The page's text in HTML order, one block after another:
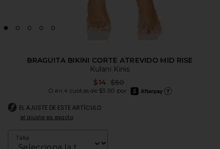
BRAGUITA BIKINI CORTE ATREVIDO MID RISE
Kulani Kinis
$14 Previous price:
$60
O en 4 cuotas de $3.50 por
afterpay
EL AJUSTE DE ESTE ARTÍCULO
el ajuste es exacto
Talla